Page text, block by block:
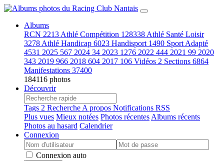
Albums
RCN 2213 Athlé Compétition 128338 Athlé Santé Loisir
3278 Athlé Handicap 6023 Handisport 1490 Sport Adapté
4531 2025 567 2024 34 2023 1276 2022 444 2021 99 2020
343 2019 966 2018 604 2017 106 Vidéos 2 Sections 6864
Manifestations 37400
184116 photos
Découvrir
Tags 2 Recherche A propos Notifications RSS
Plus vues Mieux notées Photos récentes Albums récents
Photos au hasard Calendrier
Connexion
Connexion auto